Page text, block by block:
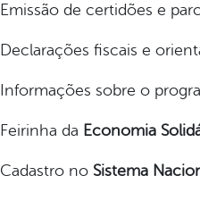
Emissão de certidões e
Declarações fiscais e
Informações sobre o
Feirinha da Economia
Cadastro no Sistema